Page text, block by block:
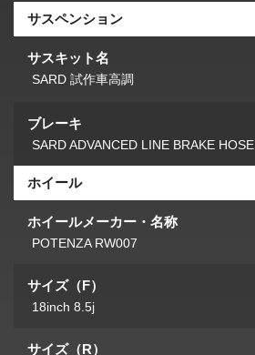
サスペンション
サスキット名
SARD 試作車高調
ブレーキ
SARD ADVANCED LINE BRAKE HOSE
ホイール
ホイールメーカー・名称
POTENZA RW007
サイズ（F）
18inch 8.5j
サイズ（R）